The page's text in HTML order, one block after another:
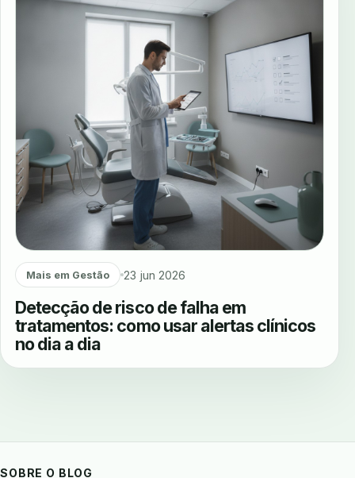
Mais em Gestão 23 jun 2026
Detecção de risco de falha em
tratamentos: como usar alertas clínicos
no dia a dia
SOBRE O BLOG